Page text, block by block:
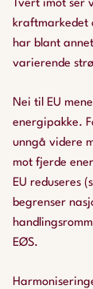
Tvert imot ser
kraftmarkedet
har blant
varierende
Nei til EU
energipakke.
unngå videre
mot fjerde
EU reduseres
begrenser
EØS.